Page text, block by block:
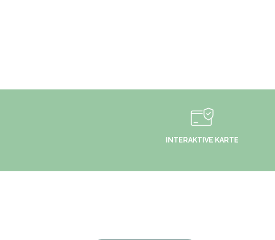
INTERAKTIVE KARTE